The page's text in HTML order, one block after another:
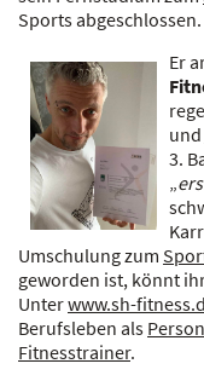
Sports abgeschlossen.
Er
und
3.
„
Umschulung zum
geworden ist, könnt
Unterwww.sh-
Berufsleben als
Fitnesstrainer.